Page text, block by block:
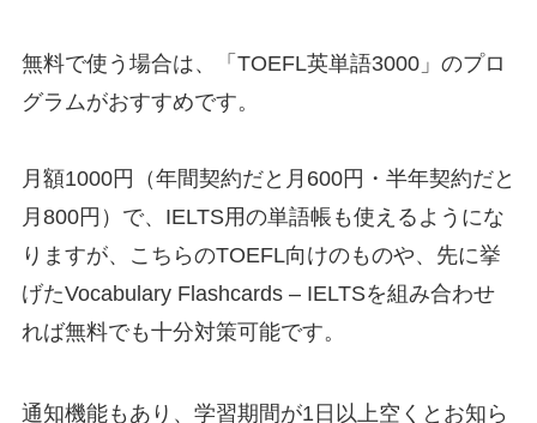
無料で使う場合は、「TOEFL英単語3000」のプロ
グラムがおすすめです。
月額1000円（年間契約だと月600円・半年契約だと
月800円）で、IELTS用の単語帳も使えるようにな
りますが、こちらのTOEFL向けのものや、先に挙
げたVocabulary Flashcards – IELT‪Sを組み合わせ
れば無料でも十分対策可能です。
通知機能もあり、学習期間が1日以上空くとお知ら